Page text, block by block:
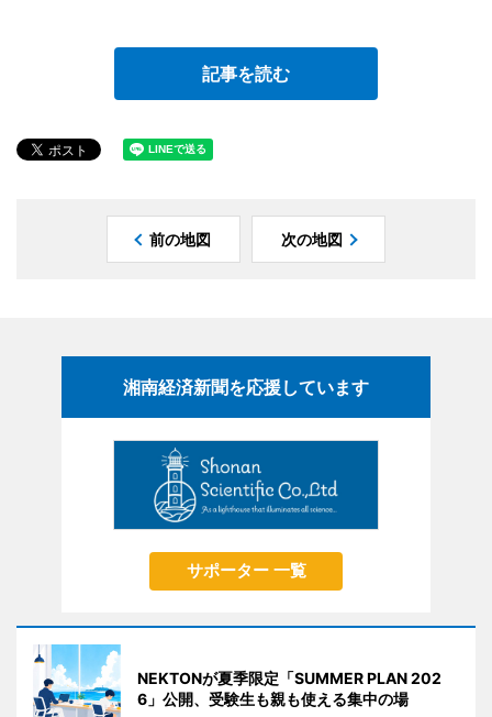
記事を読む
前の地図 次の地図
湘南経済新聞を応援しています
サポーター 一覧
NEKTONが夏季限定「SUMMER PLAN 202
6」公開、受験生も親も使える集中の場